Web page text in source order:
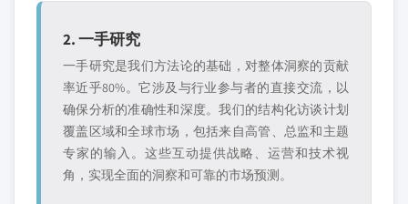
2. 一手研究
一手研究是我们方法论的基础，对整体洞察的贡献
率近乎80%。它涉及与行业参与者的直接交流，以
确保分析的准确性和深度。我们的结构化访谈计划
覆盖区域和全球市场，包括来自高管、总监和主题
专家的输入。这些互动提供战略、运营和技术视
角，实现全面的洞察和可靠的市场预测。